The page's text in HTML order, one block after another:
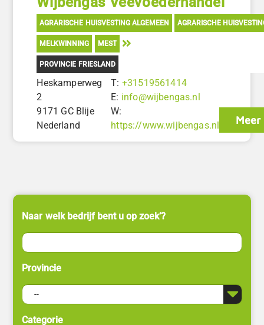
AGRARISCHE HUISVESTING ALGEMEEN AGRARISCHE
MELKWINNING MEST
PROVINCIE FRIESLAND
Heskamperweg
2
9171 GC Blije
Nederland
T: +31519561414
E: info@wijbengas.nl
W:
https://www.wijbengas.nl
Naar welk bedrijf bent u op zoek’?
Provincie
Categorie